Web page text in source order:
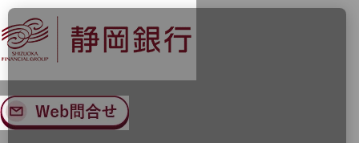
ナ
ビ
ゲ
ー
ン
へ
ス
メ
イ
ン
コ
ン
ツ
へ